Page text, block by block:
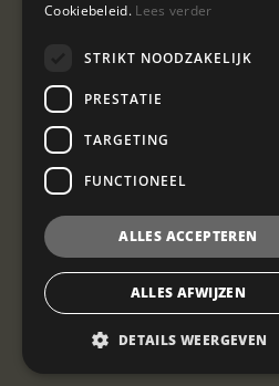
kantoor@vangeel-
© 2026Van Geel & van der
Privacyverklaring
Cookiebeleid. Lees verder
STRIKT NOODZAKELIJK
PRESTATIE
TARGETING
FUNCTIONEEL
ALLES ACCEPTEREN
ALLES AFWIJZEN
DETAILS WEERGEVEN